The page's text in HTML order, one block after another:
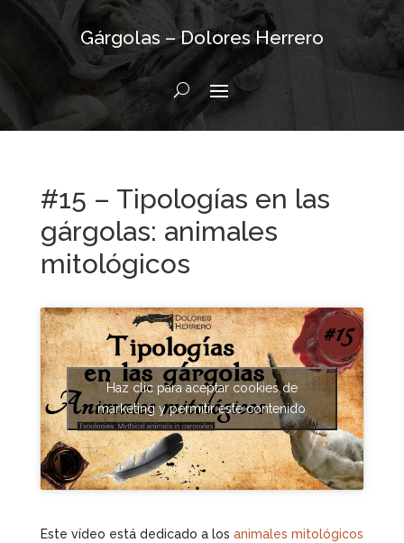
Gárgolas – Dolores Herrero
#15 – Tipologías en las
gárgolas: animales
mitológicos
Haz clic para aceptar cookies de
marketing y permitir este contenido
Este vídeo está dedicado a losanimales mitológicos